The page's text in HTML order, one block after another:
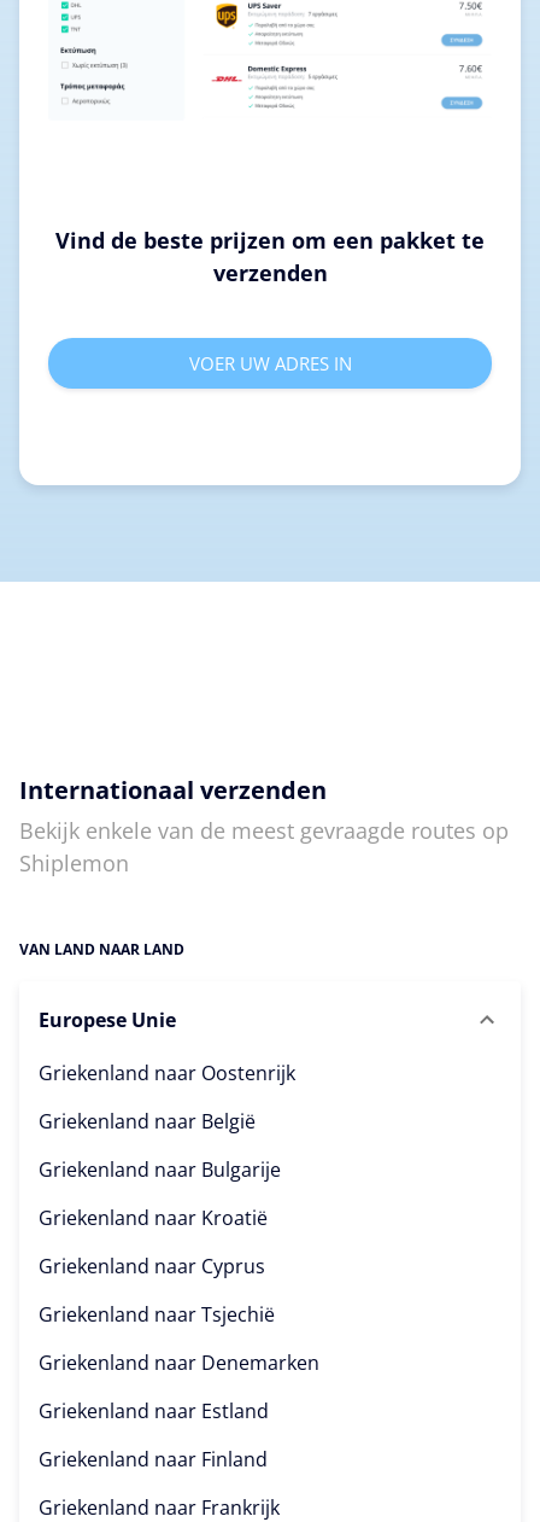
Vind de beste prijzen om een pakket te
verzenden
VOER UW ADRES IN
Internationaal verzenden
Bekijk enkele van de meest gevraagde routes op
Shiplemon
VAN LAND NAAR LAND
Europese Unie
Griekenland naar Oostenrijk
Griekenland naar België
Griekenland naar Bulgarije
Griekenland naar Kroatië
Griekenland naar Cyprus
Griekenland naarTsjechië
Griekenland naar Denemarken
Griekenland naar Estland
Griekenland naar Finland
Griekenland naar Frankrijk